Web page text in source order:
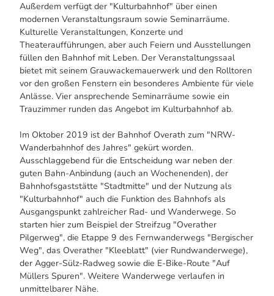
Außerdem verfügt der "Kulturbahnhof" über einen
modernen Veranstaltungsraum sowie Seminarräume.
Kulturelle Veranstaltungen, Konzerte und
Theateraufführungen, aber auch Feiern und Ausstellungen
füllen den Bahnhof mit Leben. Der Veranstaltungssaal
bietet mit seinem Grauwackemauerwerk und den Rolltoren
vor den großen Fenstern ein besonderes Ambiente für viele
Anlässe. Vier ansprechende Seminarräume sowie ein
Trauzimmer runden das Angebot im Kulturbahnhof ab.
Im Oktober 2019 ist der Bahnhof Overath zum "NRW-
Wanderbahnhof des Jahres" gekürt worden.
Ausschlaggebend für die Entscheidung war neben der
guten Bahn-Anbindung (auch an Wochenenden), der
Bahnhofsgaststätte "Stadtmitte" und der Nutzung als
"Kulturbahnhof" auch die Funktion des Bahnhofs als
Ausgangspunkt zahlreicher Rad- und Wanderwege. So
starten hier zum Beispiel der Streifzug "Overather
Pilgerweg", die Etappe 9 des Fernwanderwegs "Bergischer
Weg", das Overather "Kleeblatt" (vier Rundwanderwege),
der Agger-Sülz-Radweg sowie die E-Bike-Route "Auf
Müllers Spuren". Weitere Wanderwege verlaufen in
unmittelbarer Nähe.